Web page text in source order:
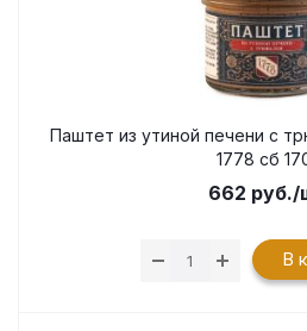
Паштет из утиной печени с
1778 сб
662 руб./
В